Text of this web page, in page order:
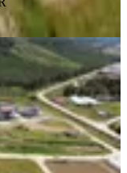
Arsa
·09.07.2026